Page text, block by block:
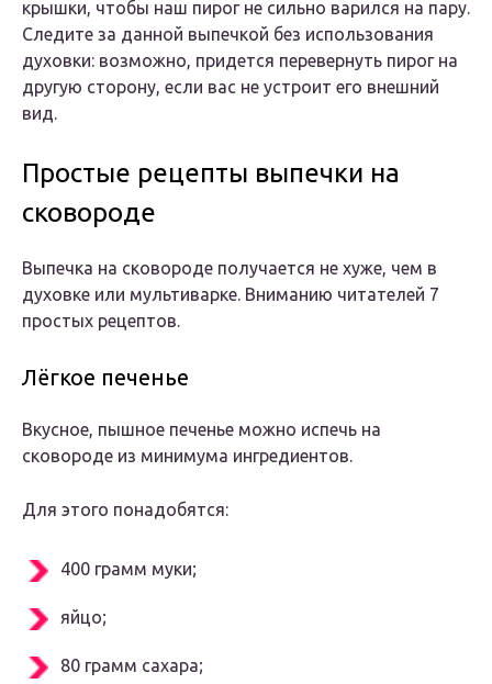
крышки, чтобы наш пирог не сильно варился на пару.
Следите за данной выпечкой без использования
духовки: возможно, придется перевернуть пирог на
другую сторону, если вас не устроит его внешний
вид.
Простые рецепты выпечки на
сковороде
Выпечка на сковороде получается не хуже, чем в
духовке или мультиварке. Вниманию читателей 7
простых рецептов.
Лёгкое печенье
Вкусное, пышное печенье можно испечь на
сковороде из минимума ингредиентов.
Для этого понадобятся:
400 грамм муки;
яйцо;
80 грамм сахара;